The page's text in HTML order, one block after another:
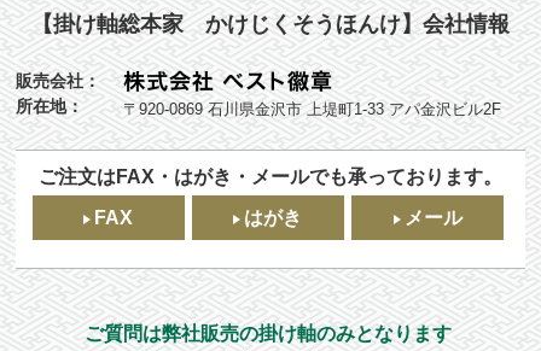
【掛け軸総本家 かけじくそうほんけ】会社情報
販売会社：
所在地：
〒920-0869 石川県金沢市 上堤町1-33 アパ金沢ビル2F
ご注文はFAX・はがき・メールでも承っております。
FAX
はがき メール
ご質問は弊社販売の掛け軸のみとなります